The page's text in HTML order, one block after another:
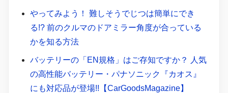
やってみよう！ 難しそうでじつは簡単にでき
る!? 前のクルマのドアミラー角度が合っている
かを知る方法
バッテリーの「EN規格」はご存知ですか？ 人気
の高性能バッテリー・パナソニック『カオス』
にも対応品が登場!!【CarGoodsMagazine】